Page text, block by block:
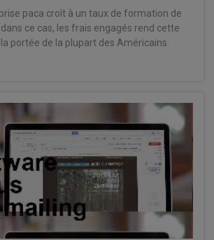
paca croît à un taux de formation de
ce cas, les frais engagés rend cette
portée de la plupart des Américains.